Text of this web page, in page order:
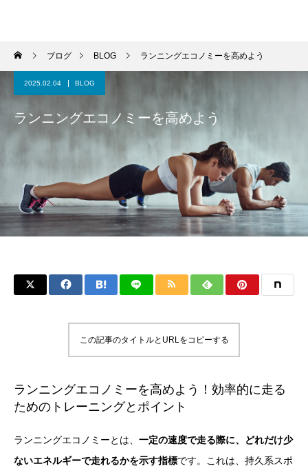
ブログ BLOG ランニングエコノミーを高めよう
2025.02.04 BLOG
ランニングエコノミーを高めよう
この記事のタイトルとURLをコピーする
ランニングエコノミーを高めよう！効率的に走る
ためのトレーニングとポイント
ランニングエコノミーとは、 一定の速度で走る際に、どれだけ少
ないエネルギーで走れるかを示す指標です。これは、持久系スポ